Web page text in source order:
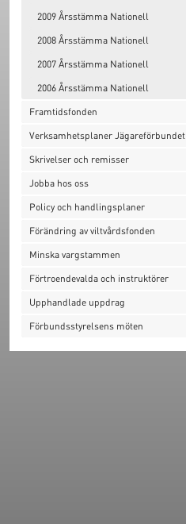
2009 Årsstämma Nationell
2008 Årsstämma Nationell
2007 Årsstämma Nationell
2006 Årsstämma Nationell
Framtidsfonden
Verksamhetsplaner Jägareförbundet
Skrivelser och remisser
Jobba hos oss
Policy och handlingsplaner
Förändring av viltvårdsfonden
Minska vargstammen
Förtroendevalda och instruktörer
Upphandlade uppdrag
Förbundsstyrelsens möten